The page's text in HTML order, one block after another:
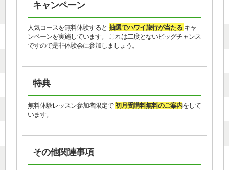
キャンペーン
人気コースを無料体験すると 抽選でハワイ旅行が当たる キャ
ンペーンを実施しています。 これは二度とないビッグチャンス
ですので是非体験会に参加しましょう。
特典
無料体験レッスン参加者限定で初月受講料無料のご案内をして
います。
その他関連事項